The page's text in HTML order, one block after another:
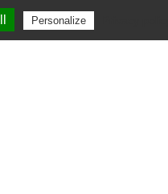
Personalize